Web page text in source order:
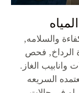
والسلامه,
الرداخ, فحص
وانابيب الغاز.
السريعه